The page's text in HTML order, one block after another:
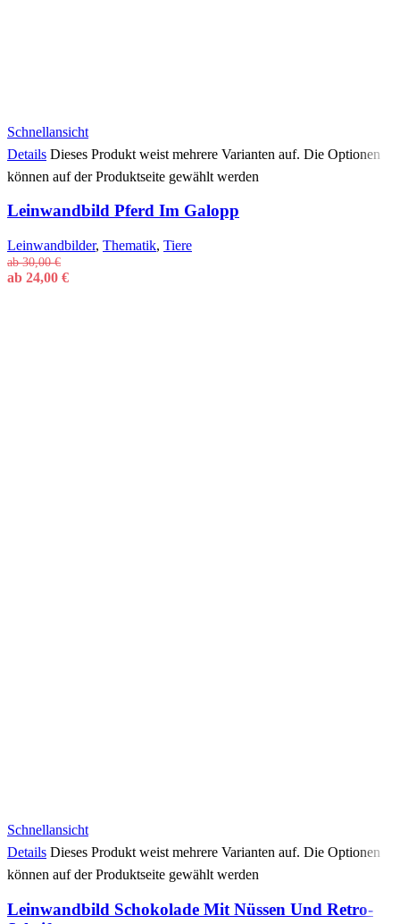
Schnellansicht
Details Dieses Produkt weist mehrere Varianten auf. Die Optionen
können auf der Produktseite gewählt werden
Leinwandbild Pferd Im Galopp
Leinwandbilder, Thematik, Tiere
ab30,00€
ab 24,00 €
Schnellansicht
Details Dieses Produkt weist mehrere Varianten auf. Die Optionen
können auf der Produktseite gewählt werden
Leinwandbild Schokolade Mit Nüssen Und Retro-